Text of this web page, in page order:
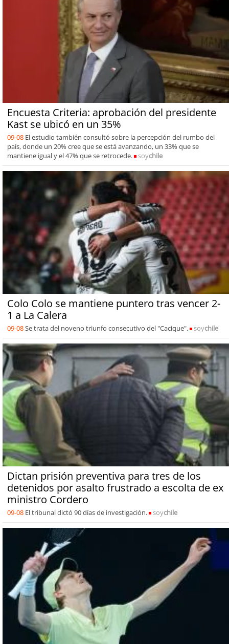
Encuesta Criteria: aprobación del presidente
Kast se ubicó en un 35%
09-08 El estudio también consultó sobre la percepción del rumbo del
país, donde un 20% cree que se está avanzando, un 33% que se
mantiene igual y el 47% que se retrocede.
soychile
Colo Colo se mantiene puntero tras vencer 2-
1 a La Calera
09-08Se trata del noveno triunfo consecutivo del "Cacique". soychile
Dictan prisión preventiva para tres de los
detenidos por asalto frustrado a escolta de ex
ministro Cordero
09-08 El tribunal dictó 90 días de investigación. soychile